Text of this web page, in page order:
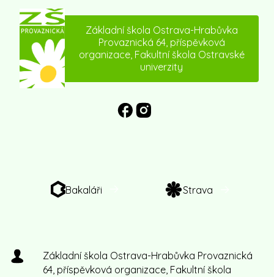
Základní škola Ostrava-Hrabůvka
Provaznická 64, příspěvková
organizace, Fakultní škola Ostravské
univerzity
Bakaláři Strava
Základní škola Ostrava-Hrabůvka Provaznická
64, příspěvková organizace, Fakultní škola